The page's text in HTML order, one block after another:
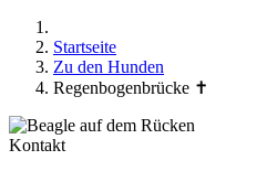
Startseite
Zu den Hunden
Regenbogenbrücke ✝
Kontakt